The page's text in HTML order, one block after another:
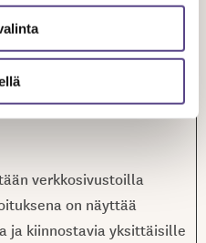
on how the
uses the
verkkosivustoilla
on näyttää
ja kiinnostavia yksittäisille